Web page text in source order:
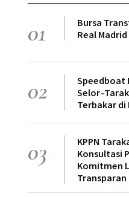
01
Bursa
Real
02
Speedboat
Terbakar
03
KPPN
Konsultasi
Komitmen
Transparan